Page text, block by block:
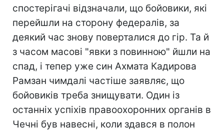
спостерігачі відзначали, що бойовики, які
перейшли на сторону федералів, за
деякий час знову поверталися до гір. Та й
з часом масові "явки з повинною" йшли на
спад, і тепер уже син Ахмата Кадирова
Рамзан чимдалі частіше заявляє, що
бойовиків треба знищувати. Один із
останніх успіхів правоохоронних органів в
Чечні був навесні, коли здався в полон